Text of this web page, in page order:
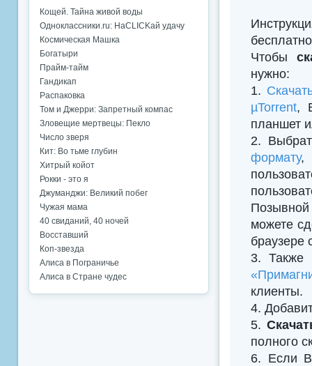
Чтобы
нужно:
1.
µTorrent,
планшет
2.
формату,
можете
браузере
3. Также
клиенты.
4.
5.
полного
6. Если
Кощей. Тайна живой воды
Одноклассники.ru: НаCLICKай удачу
Космическая Машка
Богатыри
Прайм-тайм
Гандикап
Распаковка
Том и Джерри: Запретный компас
Зловещие мертвецы: Пекло
Число зверя
Кит: Во тьме глубин
Хитрый койот
Рокки - это я
Джуманджи: Великий побег
Чужая мама
40 свиданий, 40 ночей
Восставший
Коп-звезда
Алиса в Пограничье
Алиса в Стране чудес